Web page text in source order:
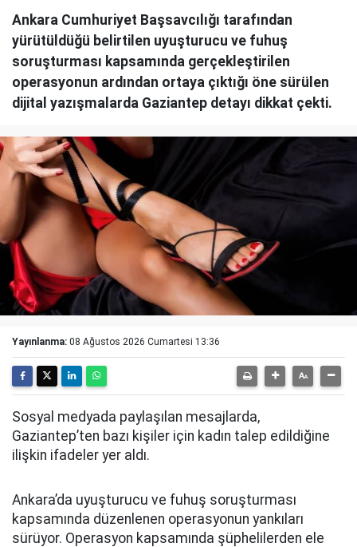
Ankara Cumhuriyet Başsavcılığı tarafından
yürütüldüğü belirtilen uyuşturucu ve fuhuş
soruşturması kapsamında gerçekleştirilen
operasyonun ardından ortaya çıktığı öne sürülen
dijital yazışmalarda Gaziantep detayı dikkat çekti.
Yayınlanma: 08 Ağustos 2026 Cumartesi 13:36
Sosyal medyada paylaşılan mesajlarda,
Gaziantep’ten bazı kişiler için kadın talep edildiğine
ilişkin ifadeler yer aldı.
Ankara’da uyuşturucu ve fuhuş soruşturması
kapsamında düzenlenen operasyonun yankıları
sürüyor. Operasyon kapsamında şüphelilerden ele